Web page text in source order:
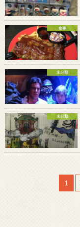
食事
未分類
未分類
1